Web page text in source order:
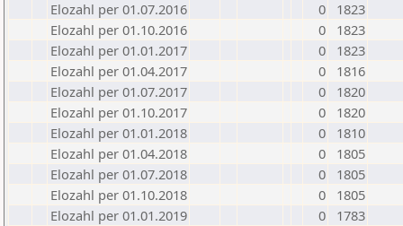
Elozahl per 01.07.2016
0
1823
Elozahl per 01.10.2016
0
1823
Elozahl per 01.01.2017
0
1823
Elozahl per 01.04.2017
0
1816
Elozahl per 01.07.2017
0
1820
Elozahl per 01.10.2017
0
1820
Elozahl per 01.01.2018
0
1810
Elozahl per 01.04.2018
0
1805
Elozahl per 01.07.2018
0
1805
Elozahl per 01.10.2018
0
1805
Elozahl per 01.01.2019
0
1783